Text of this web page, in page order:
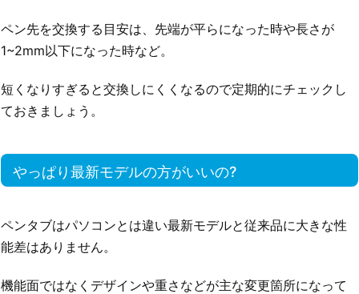
ペン先を交換する目安は、先端が平らになった時や長さが
1~2mm以下になった時など。
短くなりすぎると交換しにくくなるので定期的にチェックし
ておきましょう。
やっぱり最新モデルの方がいいの?
ペンタブはパソコンとは違い最新モデルと従来品に大きな性
能差はありません。
機能面ではなくデザインや重さなどが主な変更箇所になって